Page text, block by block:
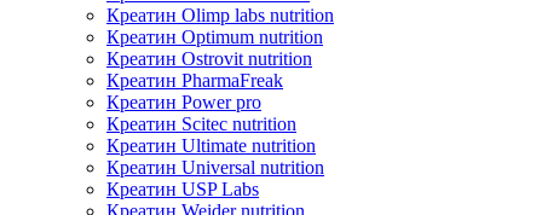
Креатин Olimp labs nutrition
Креатин Optimum nutrition
Креатин Ostrovit nutrition
Креатин PharmaFreak
Креатин Power pro
Креатин Scitec nutrition
Креатин Ultimate nutrition
Креатин Universal nutrition
Креатин USP Labs
Креатин Weider nutrition